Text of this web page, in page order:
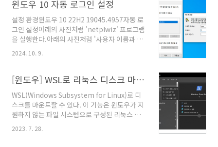
윈도우 10 자동 로그인 설정
설정 환경윈도우 10 22H2 19045.4957자동 로
그인 설정아래의 사진처럼 'netplwiz' 프로그램
을 실행한다.아래의 사진처럼 '사용자 이름과 암
호를 입력해야 이 컴퓨터를 사용할 수 있음' 항목
을 선택 해제 하고 '확인' 버튼을 클릭한다.아래의
입력하고 '확인' 버튼을 클릭한다.여기까지 설정
로그인 된다.기타윈도우 버전에 따라서는 '사용
자 이름과 암호를 입력해야 이 컴퓨터를 사용할
수 있음' 항목이 아래의 사진처럼 없을 수 있다.이
경우 아래의 경로로 레지스트리를 찾아가서
2024. 10. 9.
[윈도우] WSL로 리눅스 디스크 마운트하기
WSL(Windows Subsystem for Linux)로 디
스크를 마운트할 수 있다. 이 기능은 윈도우가 지
원하지 않는 파일 시스템으로 구성된 리눅스 디
스크를 윈도우에서 확인할 수 있어서 매우 유용
하다. 마운트 하는 과정은 아래와 같다. 1. 파워쉘
2023. 7. 28.